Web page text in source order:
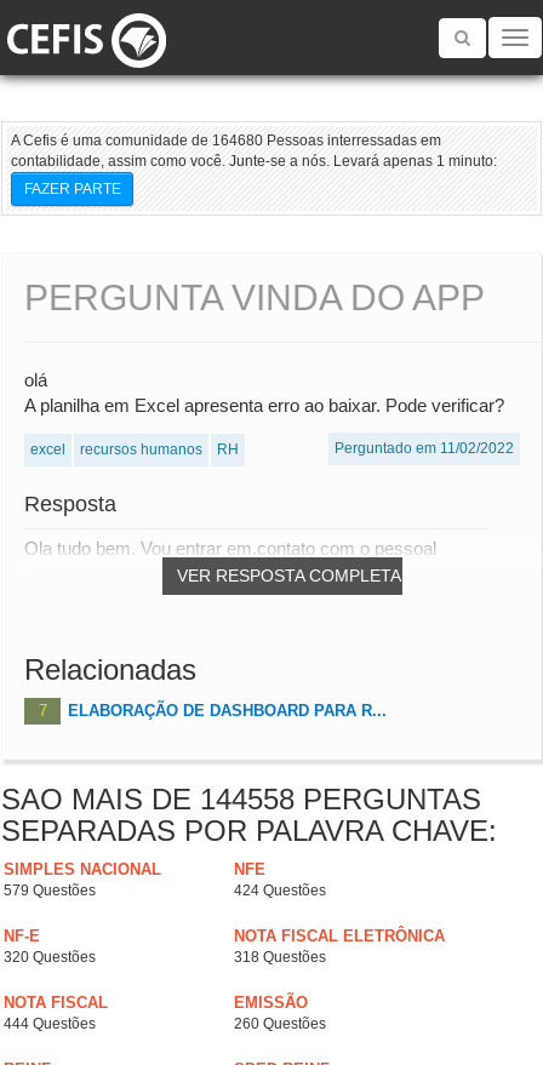
Toggle
A Cefis é uma comunidade de 164680 Pessoas interressadas em
contabilidade, assim como você. Junte-se a nós. Levará apenas 1 minuto:
FAZER PARTE
PERGUNTA VINDA DO APP
olá
A planilha em Excel apresenta erro ao baixar. Pode verificar?
excel recursos humanos RH Perguntado em 11/02/2022
Resposta
VER RESPOSTA COMPLETA
Ola tudo bem. Vou entrar em.contato com o pessoal
Relacionadas
7 ELABORAÇÃO DE DASHBOARD PARA R...
SAO MAIS DE 144558 PERGUNTAS
SEPARADAS POR PALAVRA CHAVE:
SIMPLES NACIONAL
579 Questões
NFE
424 Questões
NF-E
320 Questões
NOTA FISCAL ELETRÔNICA
318 Questões
NOTA FISCAL
444 Questões
EMISSÃO
260 Questões